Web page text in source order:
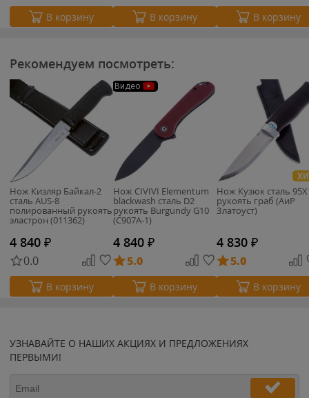
В корзину В корзину В корзину
Рекомендуем посмотреть:
Нож Кизляр Байкал-2
сталь AUS-8
полированный рукоять
эластрон (011362)
4 840 ₽
0.0
В корзину
Видео
Нож CIVIVI Elementum
blackwash сталь D2
рукоять Burgundy G10
(C907A-1)
4 840 ₽
5.0
В корзину
Нож Кузюк сталь
рукоять граб (АиР
Златоуст)
4 830 ₽
5.0
В корзину
УЗНАВАЙТЕ О НАШИХ АКЦИЯХ И ПРЕДЛОЖЕНИЯХ
ПЕРВЫМИ!